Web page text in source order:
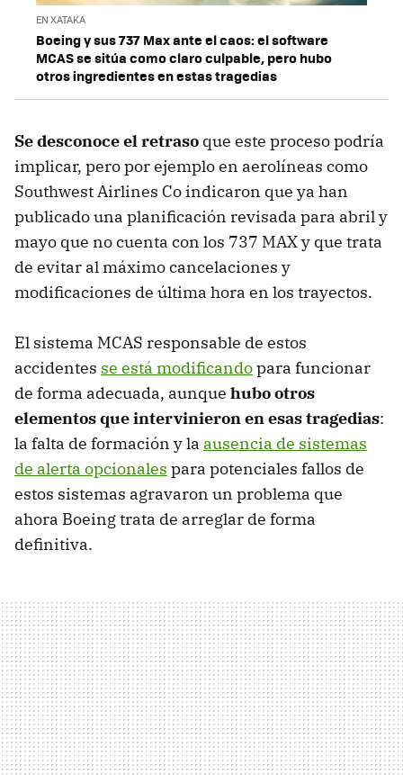
EN XATAKA
Boeing y sus 737 Max ante el caos: el software
MCAS se sitúa como claro culpable, pero hubo
otros ingredientes en estas tragedias
Se desconoce el retraso que este proceso podría
implicar, pero por ejemplo en aerolíneas como
Southwest Airlines Co indicaron que ya han
publicado una planificación revisada para abril y
mayo que no cuenta con los 737 MAX y que trata
de evitar al máximo cancelaciones y
modificaciones de última hora en los trayectos.
El sistema MCAS responsable de estos
accidentes se está modificandopara funcionar
de forma adecuada, aunque hubo otros
elementos que intervinieron en esas tragedias:
la falta de formación y la ausencia de sistemas
de alerta opcionales para potenciales fallos de
estos sistemas agravaron un problema que
ahora Boeing trata de arreglar de forma
definitiva.